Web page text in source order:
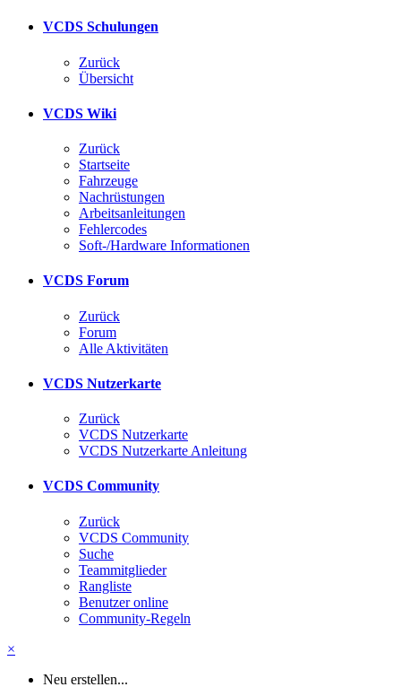
VCDS Schulungen
Zurück
Übersicht
VCDS Wiki
Zurück
Startseite
Fahrzeuge
Nachrüstungen
Arbeitsanleitungen
Fehlercodes
Soft-/Hardware Informationen
VCDS Forum
Zurück
Forum
Alle Aktivitäten
VCDS Nutzerkarte
Zurück
VCDS Nutzerkarte
VCDS Nutzerkarte Anleitung
VCDS Community
Zurück
VCDS Community
Suche
Teammitglieder
Rangliste
Benutzer online
Community-Regeln
×
Neu erstellen...